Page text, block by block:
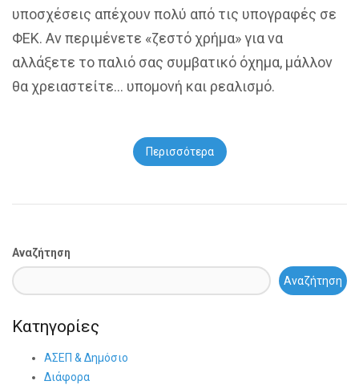
υποσχέσεις απέχουν πολύ από τις υπογραφές σε
ΦΕΚ. Αν περιμένετε «ζεστό χρήμα» για να
αλλάξετε το παλιό σας συμβατικό όχημα, μάλλον
θα χρειαστείτε… υπομονή και ρεαλισμό.
Περισσότερα
Αναζήτηση
Αναζήτηση
Κατηγορίες
ΑΣΕΠ & Δημόσιο
Διάφορα